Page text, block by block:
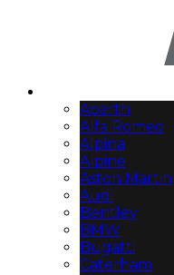
Abarth
Alfa Romeo
Alpina
Alpine
Aston Martin
Audi
Bentley
BMW
Bugatti
Caterham